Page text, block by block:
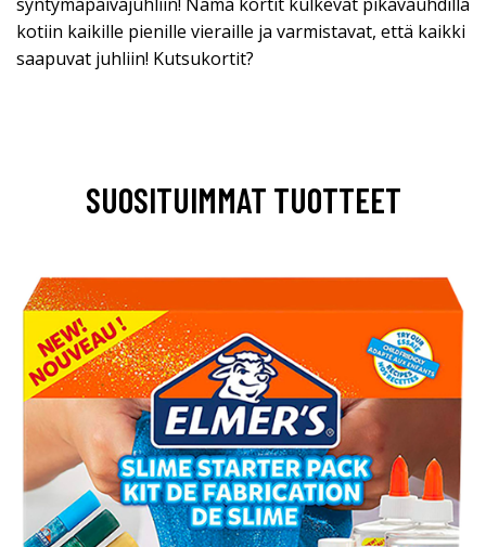
kotiin kaikille pienille vieraille ja varmistavat, että kaikki
saapuvat juhliin! Kutsukortit?
SUOSITUIMMAT TUOTTEET